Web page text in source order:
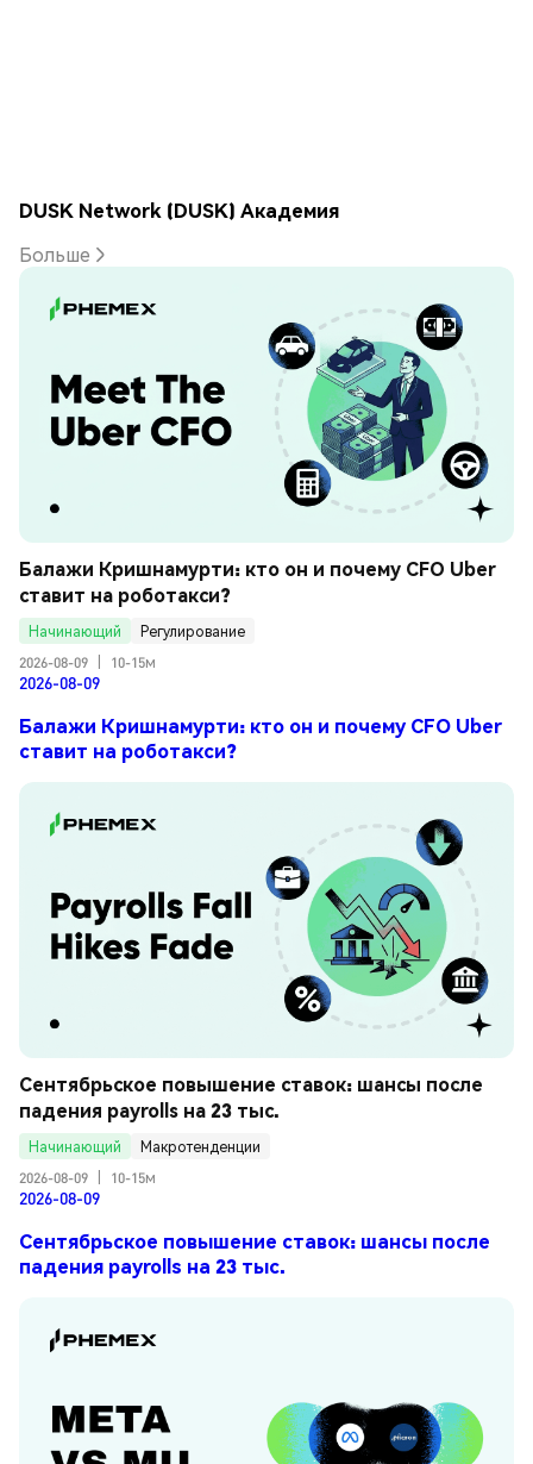
DUSK Network (DUSK) Академия
Больше
Балажи Кришнамурти: кто он и почему CFO Uber
ставит на роботакси?
Начинающий
Регулирование
2026-08-09
10-15м
2026-08-09
Балажи Кришнамурти: кто он и почему CFO Uber
ставит на роботакси?
Сентябрьское повышение ставок: шансы после
падения payrolls на 23 тыс.
Начинающий
Макротенденции
2026-08-09
10-15м
2026-08-09
Сентябрьское повышение ставок: шансы после
падения payrolls на 23 тыс.